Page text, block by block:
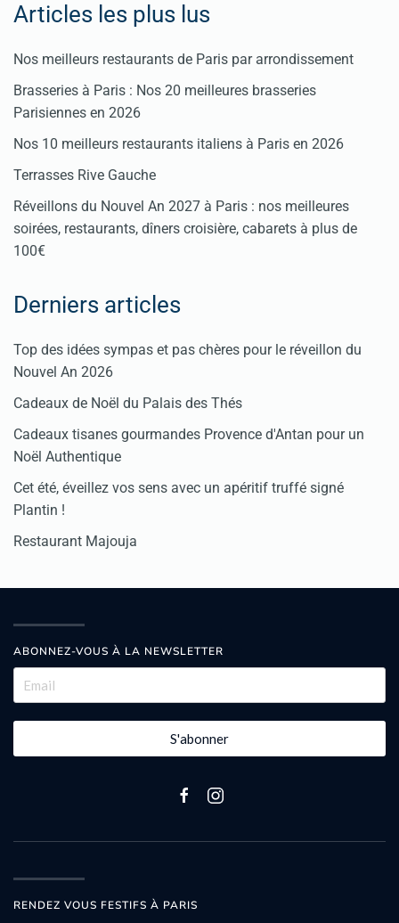
Articles les plus lus
Nos meilleurs restaurants de Paris par arrondissement
Brasseries à Paris : Nos 20 meilleures brasseries
Parisiennes en 2026
Nos 10 meilleurs restaurants italiens à Paris en 2026
Terrasses Rive Gauche
Réveillons du Nouvel An 2027 à Paris : nos meilleures
soirées, restaurants, dîners croisière, cabarets à plus de
100€
Derniers articles
Top des idées sympas et pas chères pour le réveillon du
Nouvel An 2026
Cadeaux de Noël du Palais des Thés
Cadeaux tisanes gourmandes Provence d'Antan pour un
Noël Authentique
Cet été, éveillez vos sens avec un apéritif truffé signé
Plantin !
Restaurant Majouja
ABONNEZ-VOUS À LA NEWSLETTER
S'abonner
RENDEZ VOUS FESTIFS À PARIS